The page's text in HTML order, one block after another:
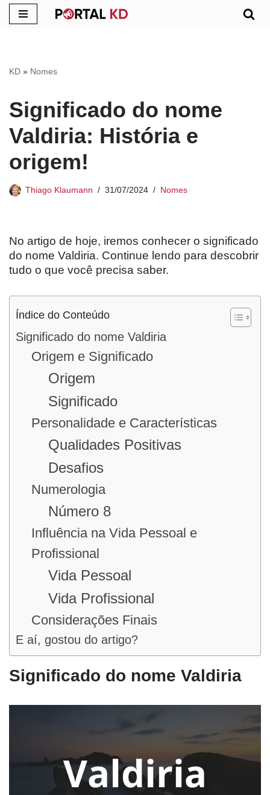
conteúdo
KD » Nomes
Significado do nome
Valdiria: História e
origem!
Thiago Klaumann 31/07/2024 Nomes
No artigo de hoje, iremos conhecer o significado
do nome Valdiria. Continue lendo para descobrir
tudo o que você precisa saber.
Índice do Conteúdo
Significado do nome Valdiria
Origem e Significado
Origem
Significado
Personalidade e Características
Qualidades Positivas
Desafios
Numerologia
Número 8
Influência na Vida Pessoal e
Profissional
Vida Pessoal
Vida Profissional
Considerações Finais
E aí, gostou do artigo?
Significado do nome Valdiria